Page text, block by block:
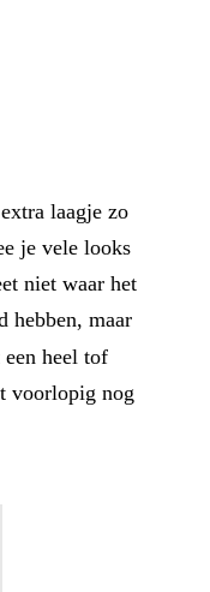
laagje zo
je vele looks
niet waar het
hebben, maar
heel tof
voorlopig nog